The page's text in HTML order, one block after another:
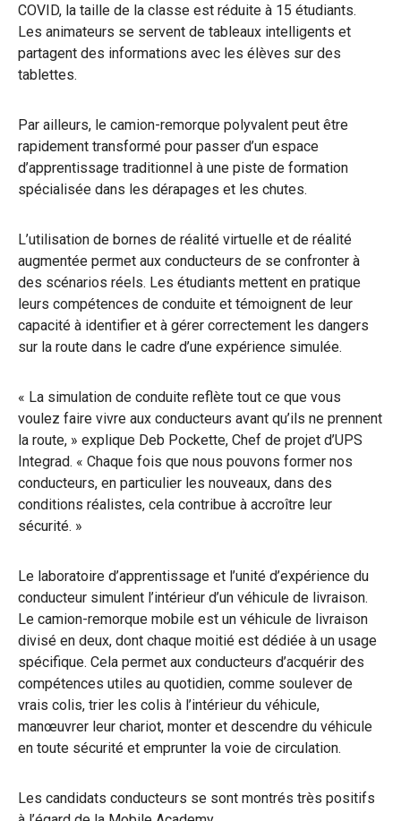
COVID, la taille de la classe est réduite à 15 étudiants.
Les animateurs se servent de tableaux intelligents et
partagent des informations avec les élèves sur des
tablettes.
Par ailleurs, le camion-remorque polyvalent peut être
rapidement transformé pour passer d’un espace
d’apprentissage traditionnel à une piste de formation
spécialisée dans les dérapages et les chutes.
L’utilisation de bornes de réalité virtuelle et de réalité
augmentée permet aux conducteurs de se confronter à
des scénarios réels. Les étudiants mettent en pratique
leurs compétences de conduite et témoignent de leur
capacité à identifier et à gérer correctement les dangers
sur la route dans le cadre d’une expérience simulée.
« La simulation de conduite reflète tout ce que vous
voulez faire vivre aux conducteurs avant qu’ils ne prennent
la route, » explique Deb Pockette, Chef de projet d’UPS
Integrad. « Chaque fois que nous pouvons former nos
conducteurs, en particulier les nouveaux, dans des
conditions réalistes, cela contribue à accroître leur
sécurité. »
Le laboratoire d’apprentissage et l’unité d’expérience du
conducteur simulent l’intérieur d’un véhicule de livraison.
Le camion-remorque mobile est un véhicule de livraison
divisé en deux, dont chaque moitié est dédiée à un usage
spécifique. Cela permet aux conducteurs d’acquérir des
compétences utiles au quotidien, comme soulever de
vrais colis, trier les colis à l’intérieur du véhicule,
manœuvrer leur chariot, monter et descendre du véhicule
en toute sécurité et emprunter la voie de circulation.
Les candidats conducteurs se sont montrés très positifs